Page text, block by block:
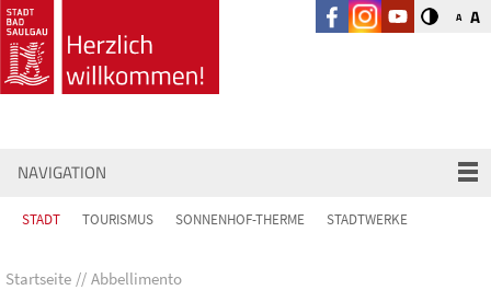
A A
NAVIGATION
STADT TOURISMUS SONNENHOF-THERME STADTWERKE
Startseite Abbellimento